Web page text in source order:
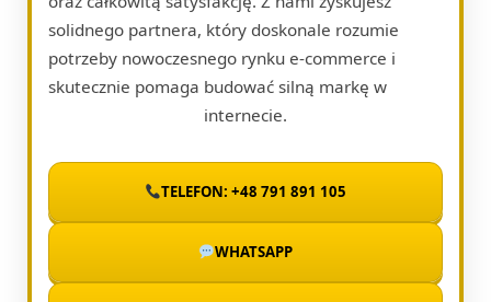
solidnego partnera, który doskonale rozumie
potrzeby nowoczesnego rynku e-commerce i
skutecznie pomaga budować silną markę w
internecie.
TELEFON: +48 791 891 105
WHATSAPP